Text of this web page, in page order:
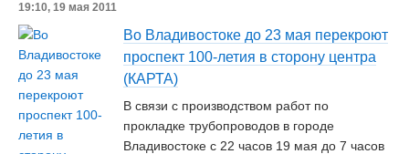
19:10, 19 мая 2011
Во Владивостоке до 23 мая перекроют
проспект 100-летия в сторону центра
(КАРТА)
В связи с производством работ по
прокладке трубопроводов в городе
Владивостоке с 22 часов 19 мая до 7 часов